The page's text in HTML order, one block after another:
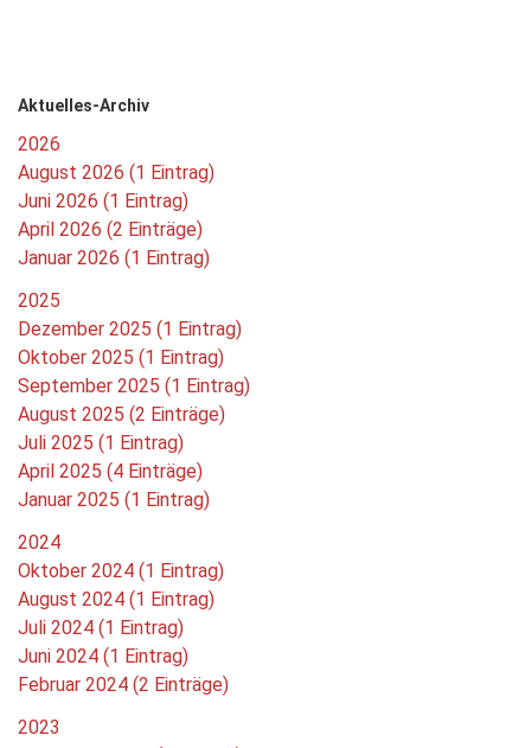
Aktuelles-Archiv
2026
August 2026 (1 Eintrag)
Juni 2026 (1 Eintrag)
April 2026 (2 Einträge)
Januar 2026 (1 Eintrag)
2025
Dezember 2025 (1 Eintrag)
Oktober 2025 (1 Eintrag)
September 2025 (1 Eintrag)
August 2025 (2 Einträge)
Juli 2025 (1 Eintrag)
April 2025 (4 Einträge)
Januar 2025 (1 Eintrag)
2024
Oktober 2024 (1 Eintrag)
August 2024 (1 Eintrag)
Juli 2024 (1 Eintrag)
Juni 2024 (1 Eintrag)
Februar 2024 (2 Einträge)
2023